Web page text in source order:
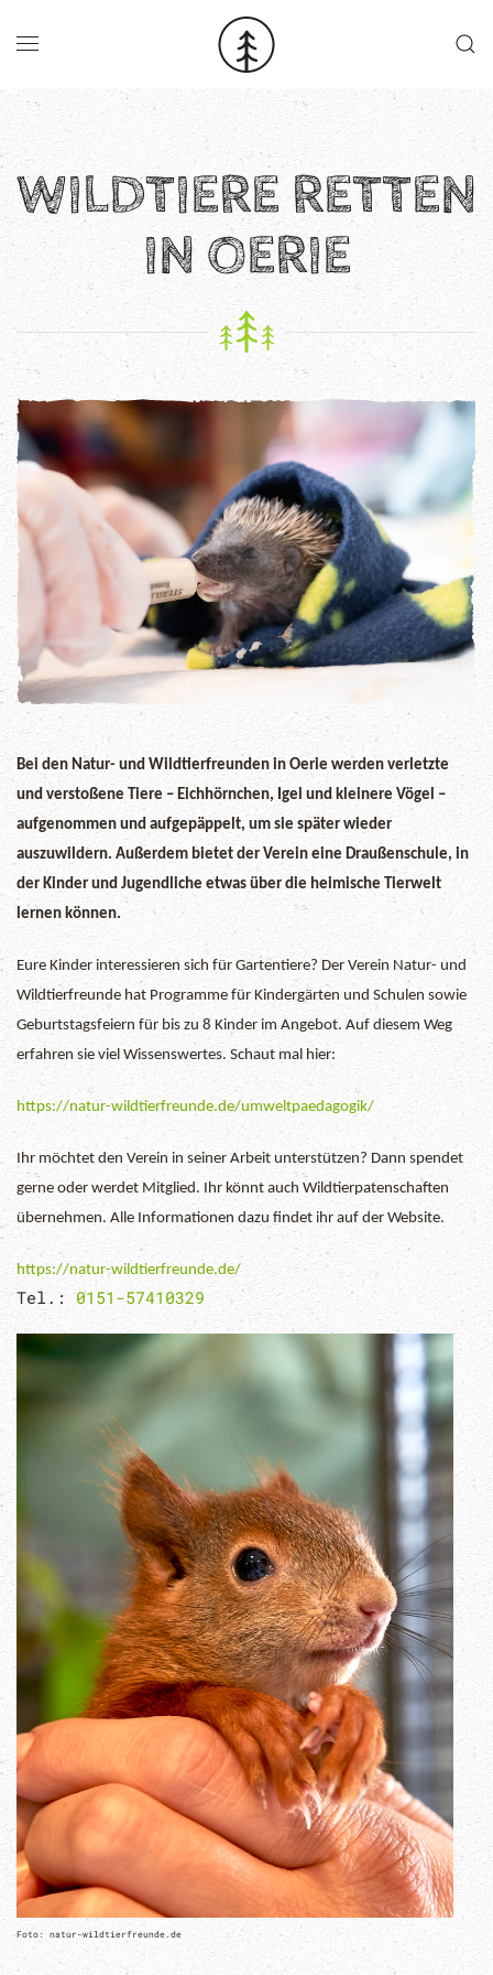
Skip to main content
WILDTIERE RETTEN
IN OERIE
Bei den Natur- und Wildtierfreunden in Oerie werden verletzte
und verstoßene Tiere – Eichhörnchen, Igel und kleinere Vögel –
aufgenommen und aufgepäppelt, um sie später wieder
auszuwildern. Außerdem bietet der Verein eine Draußenschule, in
der Kinder und Jugendliche etwas über die heimische Tierwelt
lernen können.
Eure Kinder interessieren sich für Gartentiere? Der Verein Natur- und
Wildtierfreunde hat Programme für Kindergärten und Schulen sowie
Geburtstagsfeiern für bis zu 8 Kinder im Angebot. Auf diesem Weg
erfahren sie viel Wissenswertes. Schaut mal hier:
https://natur-wildtierfreunde.de/umweltpaedagogik/
Ihr möchtet den Verein in seiner Arbeit unterstützen? Dann spendet
gerne oder werdet Mitglied. Ihr könnt auch Wildtierpatenschaften
übernehmen. Alle Informationen dazu findet ihr auf der Website.
https://natur-wildtierfreunde.de/
Tel.: 0151-57410329
Foto: natur-wildtierfreunde.de